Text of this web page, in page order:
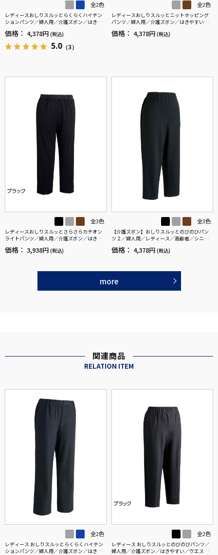
全2色
レディースおしりスルッとらくらくハイテン
ションパンツ／婦人用／介護ズボン／はきや
すい／ウエストゴム／敬老の日／ギフト／プ
レゼント【CF】
価格： 4,378円 (税込)
5.0 （3）
全2色
レディースおしりスルッとニットホッピング
パンツ／婦人用／介護ズボン／はきやすい／
ウエストゴム【CF】
価格： 4,378円 (税込)
全3色
レディースおしりスルッとさらさらカチオン
ライトパンツ／婦人用／介護ズボン／はきや
すい【CF】
価格： 3,938円 (税込)
全3色
【介護ズボン】おしりスルッとのびのびパン
ツ２／婦人用／レディース／高齢者／シニア
／名前記入欄付／両脇ポケット／ゴムの取り
換え可能／お出かけ／ギフト／プレゼント【C
価格： 4,378円 (税込)
more
関連商品
RELATION ITEM
全2色
レディース おしりスルッとらくらくハイテン
ションパンツ／婦人用／介護ズボン／はきや
全2色
レディース おしりスルッとのびのびパンツ／
婦人用／介護ズボン／はきやすい／ウエスト